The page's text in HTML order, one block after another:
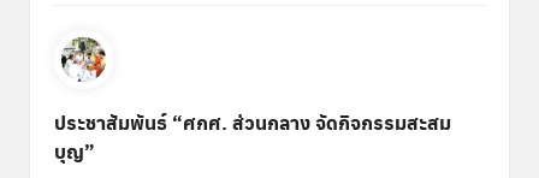
ประชาสัมพันธ์ “ศกศ. ส่วนกลาง จัดกิจกรรมสะสม
บุญ”